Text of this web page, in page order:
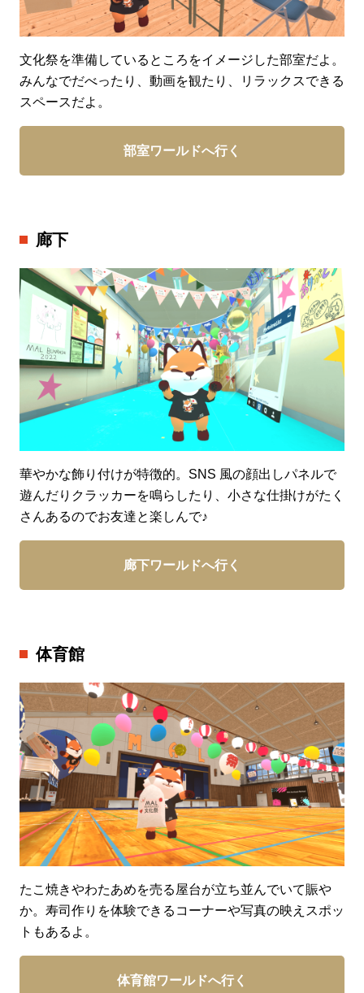
文化祭を準備しているところをイメージした部室だよ。
みんなでだべったり、動画を観たり、リラックスできる
スペースだよ。
部室ワールドへ行く
廊下
華やかな飾り付けが特徴的。SNS 風の顔出しパネルで
遊んだりクラッカーを鳴らしたり、小さな仕掛けがたく
さんあるのでお友達と楽しんで♪
廊下ワールドへ行く
体育館
たこ焼きやわたあめを売る屋台が立ち並んでいて賑や
か。寿司作りを体験できるコーナーや写真の映えスポッ
トもあるよ。
体育館ワールドへ行く